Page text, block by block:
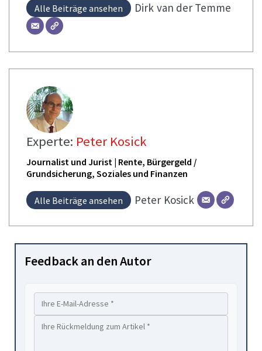
Alle Beiträge ansehen Dirk van der Temme
Experte: Peter Kosick
Journalist und Jurist | Rente, Bürgergeld /
Grundsicherung, Soziales und Finanzen
Alle Beiträge ansehen Peter Kosick
Feedback an den Autor